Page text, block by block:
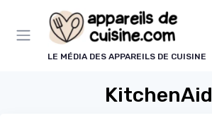
LE MÉDIA DES APPAREILS DE CUISINE
KitchenAid
Panneau de gestion des cookies